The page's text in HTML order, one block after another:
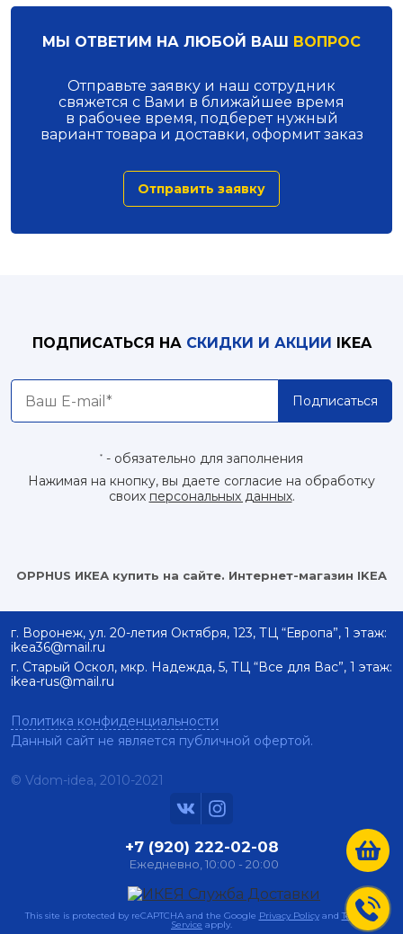
МЫ ОТВЕТИМ НА ЛЮБОЙ ВАШ ВОПРОС
Отправьте заявку и наш сотрудник
свяжется с Вами в ближайшее время
в рабочее время, подберет нужный
вариант товара и доставки, оформит заказ
Отправить заявку
ПОДПИСАТЬСЯ НА СКИДКИ И АКЦИИ IKEA
Подписаться
* - обязательно для заполнения
Нажимая на кнопку, вы даете согласие на обработку
своих персональных данных.
OPPHUS ИКЕА купить на сайте. Интернет-магазин IKEA
г. Воронеж, ул. 20-летия Октября, 123, ТЦ “Европа”, 1 этаж:
ikea36@mail.ru
г. Старый Оскол, мкр. Надежда, 5, ТЦ “Все для Вас”, 1 этаж:
ikea-rus@mail.ru
Политика конфиденциальности
Данный сайт не является публичной офертой.
© Vdom-idea, 2010-2021
+7 (920) 222-02-08
Ежедневно, 10:00 - 20:00
This site is protected by reCAPTCHA and the Google Privacy Policyand Terms of
Service apply.